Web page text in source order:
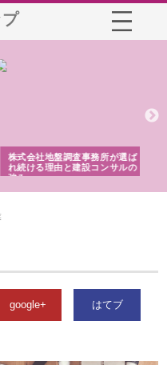
株式会社地盤調査事務所が選ば
れ続ける理由と建設コンサルの
強み
google+ はてブ